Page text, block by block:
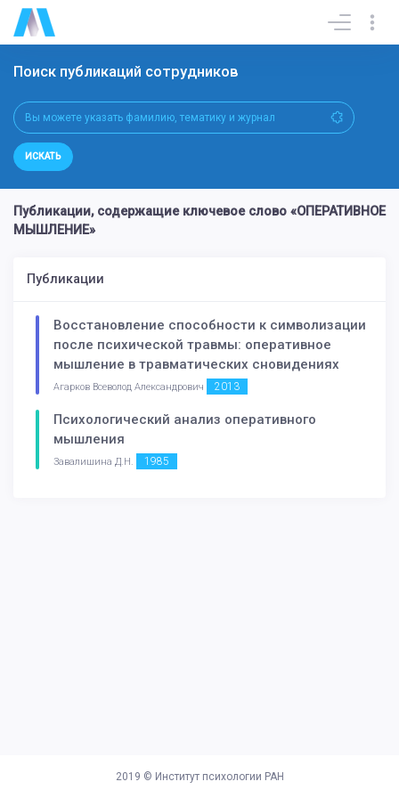
Поиск публикаций сотрудников
ИСКАТЬ
Публикации, содержащие ключевое слово «ОПЕРАТИВНОЕ
МЫШЛЕНИЕ»
Публикации
Восстановление способности к символизации
после психической травмы: оперативное
мышление в травматических сновидениях
Агарков Всеволод Александрович 2013
Психологический анализ оперативного
мышления
Завалишина Д.Н. 1985
2019 © Институт психологии РАН